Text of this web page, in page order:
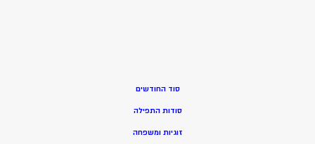
סוד החודשים
סודות התפילה
זוגיות ומשפחה